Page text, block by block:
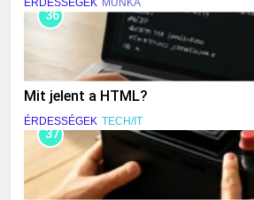
ÉRDESSÉGEK MUNKA
36
Mit jelent a HTML?
ÉRDESSÉGEK TECH/IT
37